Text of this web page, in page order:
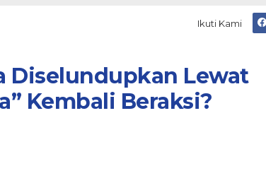
Ikuti Kami
Diselundupkan Lewat
Kembali Beraksi?